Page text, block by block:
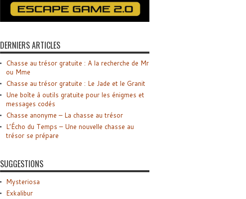
DERNIERS ARTICLES
Chasse au trésor gratuite : A la recherche de Mr
ou Mme
Chasse au trésor gratuite : Le Jade et le Granit
Une boîte à outils gratuite pour les énigmes et
messages codés
Chasse anonyme – La chasse au trésor
L’Écho du Temps – Une nouvelle chasse au
trésor se prépare
SUGGESTIONS
Mysteriosa
Exkalibur